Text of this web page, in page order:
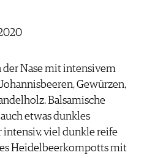
der Nase mit intensivem
Gewürzen,
Balsamische
etwas dunkles
intensiv, viel dunkle reife
Heidelbeerkompotts mit